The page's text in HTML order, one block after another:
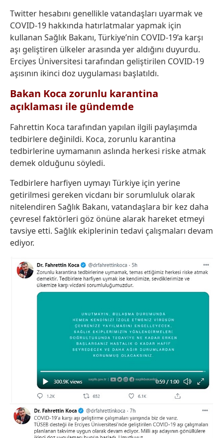
Twitter hesabını genellikle vatandaşları uyarmak ve
COVID-19 hakkında hatırlatmalar yapmak için
kullanan Sağlık Bakanı, Türkiye’nin COVID-19’a karşı
aşı geliştiren ülkeler arasında yer aldığını duyurdu.
Erciyes Üniversitesi tarafından geliştirilen COVID-19
aşısının ikinci doz uygulaması başlatıldı.
Bakan Koca zorunlu karantina
açıklaması ile gündemde
Fahrettin Koca tarafından yapılan ilgili paylaşımda
tedbirlere değinildi. Koca, zorunlu karantina
tedbirlerine uymamanın aslında herkesi riske atmak
demek olduğunu söyledi.
Tedbirlere harfiyen uymayı Türkiye için yerine
getirilmesi gereken vicdanı bir sorumluluk olarak
nitelendiren Sağlık Bakanı, vatandaşlara bir kez daha
çevresel faktörleri göz önüne alarak hareket etmeyi
tavsiye etti. Sağlık ekiplerinin tedavi çalışmaları devam
ediyor.